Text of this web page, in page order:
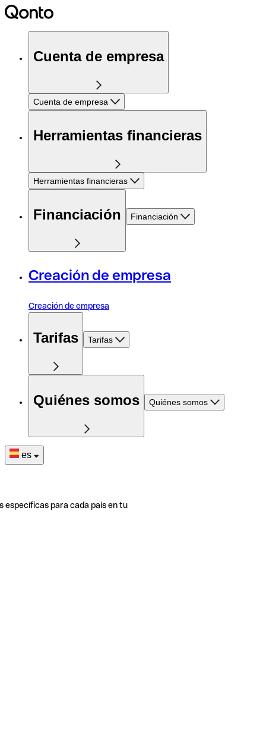
Cuenta de empresa
Cuenta de empresa
Herramientas financieras
Herramientas financieras
Financiación Financiación
Creación de empresa
Creación de empresa
Tarifas Tarifas
Quiénes somos Quiénes somos
es
específicas para cada país en tu